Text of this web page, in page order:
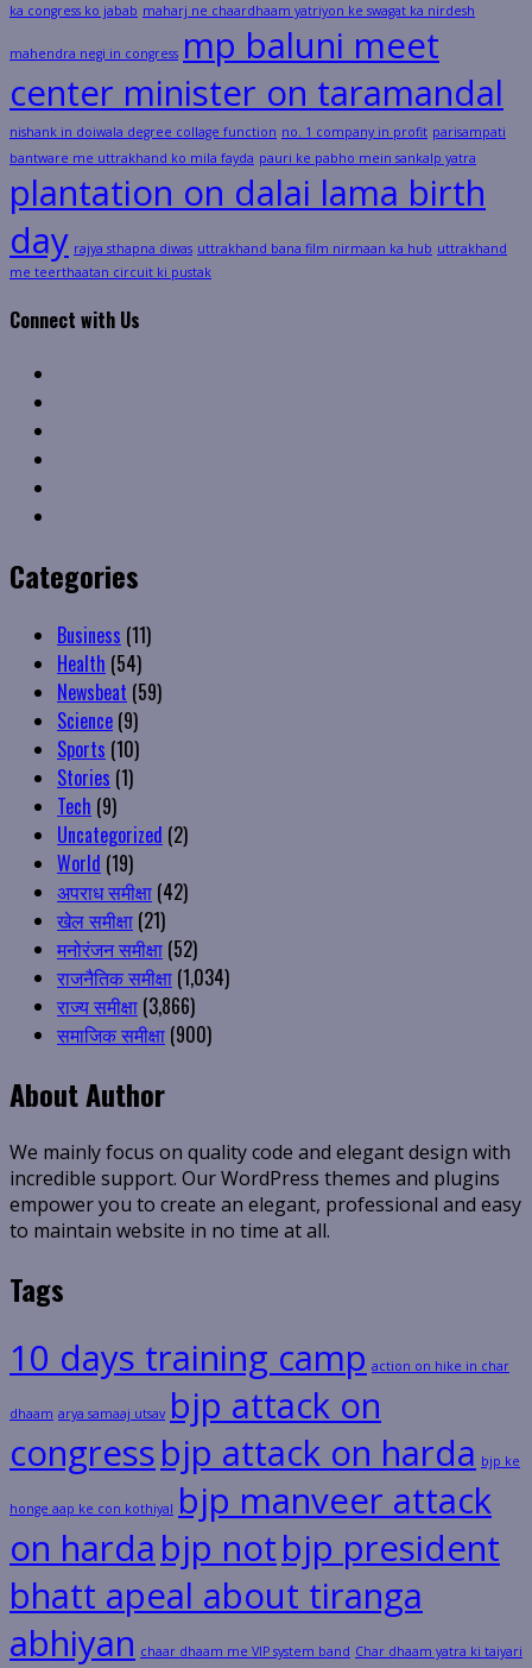
ka congress ko jabab maharj ne chaardhaam yatriyon ke swagat ka nirdesh
mahendra negi in congress mp baluni meet
center minister on taramandal
nishank in doiwala degree collage function no. 1 company in profit parisampati
bantware me uttrakhand ko mila fayda pauri ke pabho mein sankalp yatra
plantation on dalai lama birth
day rajya sthapna diwas uttrakhand bana film nirmaan ka hub uttrakhand
me teerthaatan circuit ki pustak
Connect with Us
Categories
Business (11)
Health (54)
Newsbeat (59)
Science (9)
Sports (10)
Stories (1)
Tech (9)
Uncategorized (2)
World (19)
अपराध समीक्षा (42)
खेल समीक्षा (21)
मनोरंजन समीक्षा (52)
राजनैतिक समीक्षा (1,034)
राज्य समीक्षा (3,866)
समाजिक समीक्षा (900)
About Author
We mainly focus on quality code and elegant design with
incredible support. Our WordPress themes and plugins
empower you to create an elegant, professional and easy
to maintain website in no time at all.
Tags
10 days training camp action on hike in char
dhaam arya samaaj utsav bjp attack on
congressbjp attack on harda bjp ke
honge aap ke con kothiyal bjp manveer attack
on harda bjp notbjp president
bhatt apeal about tiranga
abhiyan chaar dhaam me VIP system band Char dhaam yatra ki taiyari